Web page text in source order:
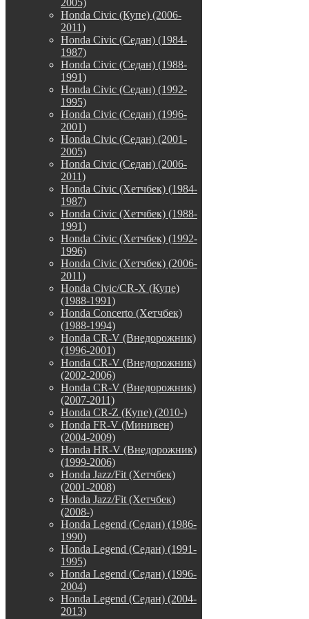
Honda Civic (Купе) (2006-
2011)
Honda Civic (Седан) (1984-
1987)
Honda Civic (Седан) (1988-
1991)
Honda Civic (Седан) (1992-
1995)
Honda Civic (Седан) (1996-
2001)
Honda Civic (Седан) (2001-
2005)
Honda Civic (Седан) (2006-
2011)
Honda Civic (Хетчбек) (1984-
1987)
Honda Civic (Хетчбек) (1988-
1991)
Honda Civic (Хетчбек) (1992-
1996)
Honda Civic (Хетчбек) (2006-
2011)
Honda Civic/CR-X (Купе)
(1988-1991)
Honda Concerto (Хетчбек)
(1988-1994)
Honda CR-V (Внедорожник)
(1996-2001)
Honda CR-V (Внедорожник)
(2002-2006)
Honda CR-V (Внедорожник)
(2007-2011)
Honda CR-Z (Купе) (2010-)
Honda FR-V (Минивен)
(2004-2009)
Honda HR-V (Внедорожник)
(1999-2006)
Honda Jazz/Fit (Хетчбек)
(2001-2008)
Honda Jazz/Fit (Хетчбек)
(2008-)
Honda Legend (Седан) (1986-
1990)
Honda Legend (Седан) (1991-
1995)
Honda Legend (Седан) (1996-
2004)
Honda Legend (Седан) (2004-
2013)